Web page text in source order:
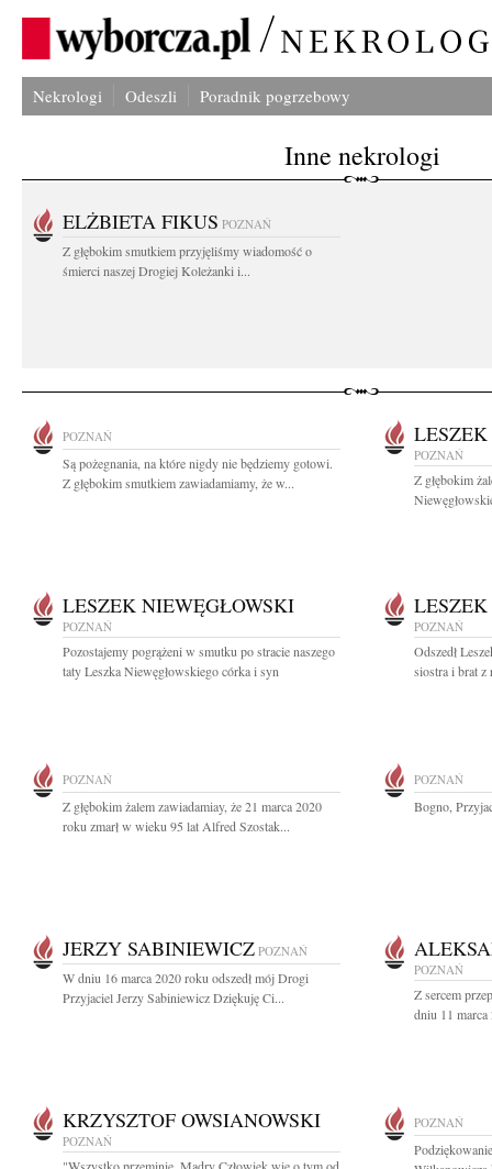
Nekrologi Odeszli Poradnik pogrzebowy
Inne nekrologi
ELŻBIETA FIKUS POZNAŃ
Z głębokim smutkiem przyjęliśmy wiadomość o
śmierci naszej Drogiej Koleżanki i...
POZNAŃ
Są pożegnania, na które nigdy nie będziemy gotowi.
Z głębokim smutkiem zawiadamiamy, że w...
POZNAŃ
Z głębokim
LESZEK NIEWĘGŁOWSKI
POZNAŃ
Pozostajemy pogrążeni w smutku po stracie naszego
taty Leszka Niewęgłowskiego córka i syn
POZNAŃ
Odszedł
siostra i brat z
POZNAŃ
Z głębokim żalem zawiadamiay, że 21 marca 2020
roku zmarł w wieku 95 lat Alfred Szostak...
POZNAŃ
Bogno,
JERZY SABINIEWICZ POZNAŃ
W dniu 16 marca 2020 roku odszedł mój Drogi
Przyjaciel Jerzy Sabiniewicz Dziękuję Ci...
POZNAŃ
Z sercem
dniu 11
KRZYSZTOF OWSIANOWSKI
POZNAŃ
POZNAŃ